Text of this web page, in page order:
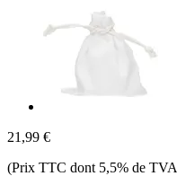
21,99 €
(Prix TTC dont 5,5% de TVA